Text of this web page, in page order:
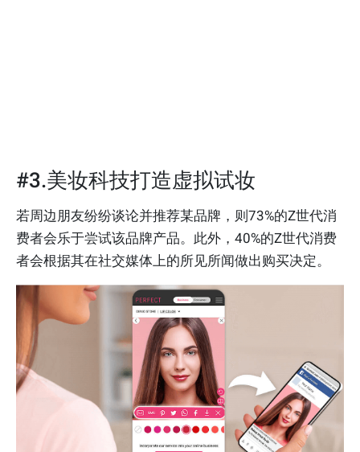
#3.美妆科技打造虚拟试妆
若周边朋友纷纷谈论并推荐某品牌，则73%的Z世代消
费者会乐于尝试该品牌产品。此外，40%的Z世代消费
者会根据其在社交媒体上的所见所闻做出购买决定。